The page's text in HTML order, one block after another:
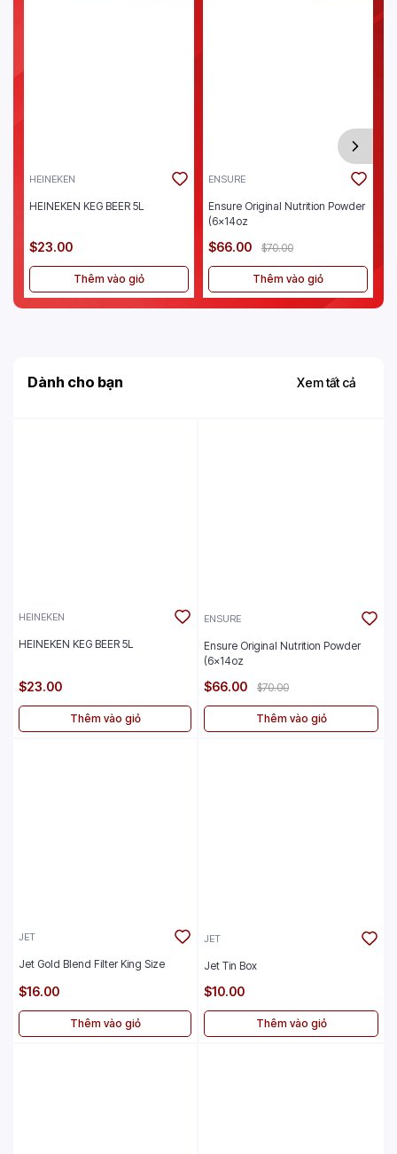
HEINEKEN
HEINEKEN KEG BEER 5L
$23.00
Thêm vào giỏ
ENSURE
Ensure Original Nutrition Powder
(6x14oz
$66.00 $70.00
Thêm vào giỏ
Dành cho bạn Xem tất cả
HEINEKEN
HEINEKEN KEG BEER 5L
$23.00
Thêm vào giỏ
ENSURE
Ensure Original Nutrition Powder
(6x14oz
$66.00 $70.00
Thêm vào giỏ
JET
Jet Gold Blend Filter King Size
$16.00
Thêm vào giỏ
JET
Jet Tin Box
$10.00
Thêm vào giỏ